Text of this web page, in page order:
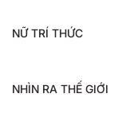
NỮ TRÍ THỨC
NHÌN RA THẾ GIỚI